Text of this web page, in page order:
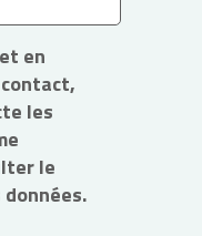
en
les
le